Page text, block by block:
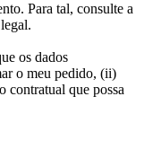
Para tal, consulte a
os dados
o meu pedido, (ii)
contratual que possa